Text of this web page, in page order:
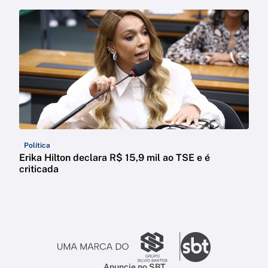
Política
Erika Hilton declara R$ 15,9 mil ao TSE e é
criticada